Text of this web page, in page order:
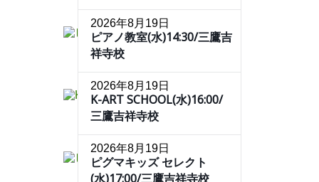
2026年8月19日
ピアノ教室(水)14:30/三鷹吉
祥寺校
2026年8月19日
K-ART SCHOOL(水)16:00/
三鷹吉祥寺校
2026年8月19日
ピグマキッズ セレクト
(水)17:00/三鷹吉祥寺校